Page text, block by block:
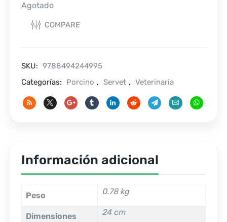
Agotado
COMPARE
SKU: 9788494244995
Categorías:
Porcino , Servet , Veterinaria
Información adicional
Peso 0.78 kg
Dimensiones 24 cm